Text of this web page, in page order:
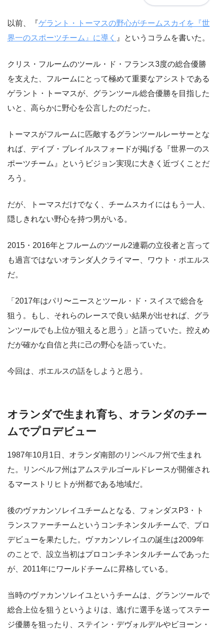
以前、『ゲラント・トーマスの野心がチームスカイを『世
界一のスポーツチーム』に導く 』というコラムを書いた。
クリス・フルームのツール・ド・フランス3度の総合優勝
を支えた、フルームにとって極めて重要なアシストである
ゲラント・トーマスが、グランツール総合優勝を目指した
いと、高らかに野心を公言したのだった。
トーマスがフルームに匹敵するグランツールレーサーとな
れば、デイブ・ブレイルスフォードが掲げる『世界一のス
ポーツチーム』というビジョン実現に大きく近づくことだ
ろう。
だが、トーマスだけでなく、チームスカイにはもう一人、
隠しきれない野心を持つ男がいる。
2015・2016年とフルームのツール2連覇の立役者と言って
も過言ではないオランダ人クライマー、ワウト・ポエルス
だ。
「2017年はパリ〜ニースとツール・ド・スイスで総合を
狙う。もし、それらのレースで良い結果が出せれば、グラ
ンツールでも上位が狙えると思う」と語っていた。控えめ
だが確かな自信と共に己の野心を語っていた。
今回は、ポエルスの話をしようと思う。
オランダで生まれ育ち、オランダのチー
ムでプロデビュー
1987年10月1日、オランダ南部のリンベルフ州で生まれ
た。リンベルフ州はアムステルゴールドレースが開催され
るマーストリヒトが州都である地域だ。
後のヴァカンソレイユチームとなる、フォンダスP3・ト
ランスファーチームというコンチネンタルチームで、プロ
デビューを果たした。ヴァカンソレイユの誕生は2009年
のことで、設立当初はプロコンチネンタルチームであった
が、2011年にワールドチームに昇格している。
当時のヴァカンソレイユというチームは、グランツールで
総合上位を狙うというよりは、逃げに選手を送ってステー
ジ優勝を狙ったり、ステイン・デヴォルデルやビヨーン・